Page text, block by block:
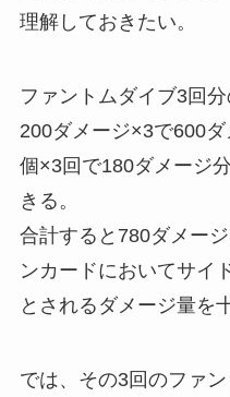
理解しておきたい。
ファントムダイブ3回
200ダメージ×3で600
個×3回で180ダメージ
きる。
合計すると780ダメー
ンカードにおいてサイ
とされるダメージ量を
では、その3回のファ